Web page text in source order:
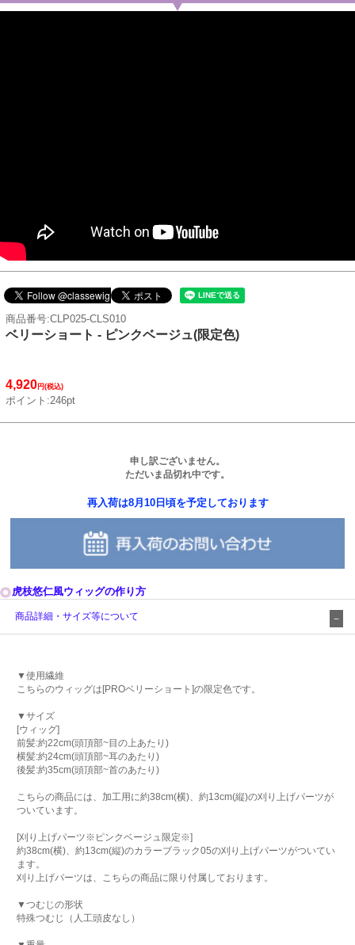
商品番号:CLP025-CLS010
ベリーショート - ピンクベージュ(限定色)
4,920円(税込)
ポイント:246pt
申し訳ございません。
ただいま品切れ中です。
再入荷は8月10日頃を予定しております
虎枝悠仁風ウィッグの作り方
商品詳細・サイズ等について
▼使用繊維
こちらのウィッグは[PROベリーショート]の限定色です。
▼サイズ
[ウィッグ]
前髪:約22cm(頭頂部~目の上あたり)
横髪:約24cm(頭頂部~耳のあたり)
後髪:約35cm(頭頂部~首のあたり)
こちらの商品には、加工用に約38cm(横)、約13cm(縦)の刈り上げパーツが
ついています。
[刈り上げパーツ※ピンクベージュ限定※]
約38cm(横)、約13cm(縦)のカラーブラック05の刈り上げパーツがついてい
ます。
刈り上げパーツは、こちらの商品に限り付属しております。
▼つむじの形状
特殊つむじ（人工頭皮なし）